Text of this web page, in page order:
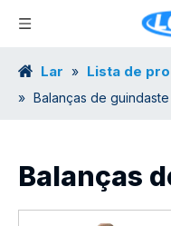
Lar » Lista de
» Balanças de guindaste
Balanças